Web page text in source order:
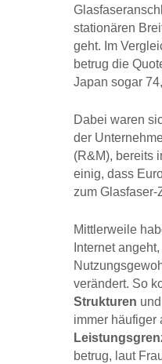
stationären
geht. Im
betrug die
Japan sogar
Dabei waren
der
(R&M), bereits
einig, dass
zum Glasfaser-
Mittlerweile
Internet
verändert. So
Strukturen und
immer häufiger
betrug, laut